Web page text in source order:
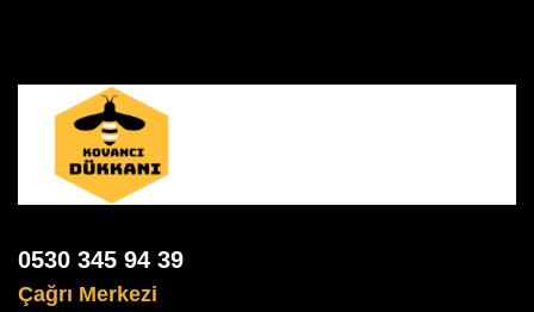
0530 345 94 39
Çağrı Merkezi